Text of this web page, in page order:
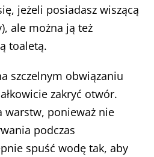
jeżeli posiadasz wiszącą
ale można ją też
toaletą.
szczelnym obwiązaniu
zakryć otwór.
warstw, ponieważ nie
podczas
spuść wodę tak, aby